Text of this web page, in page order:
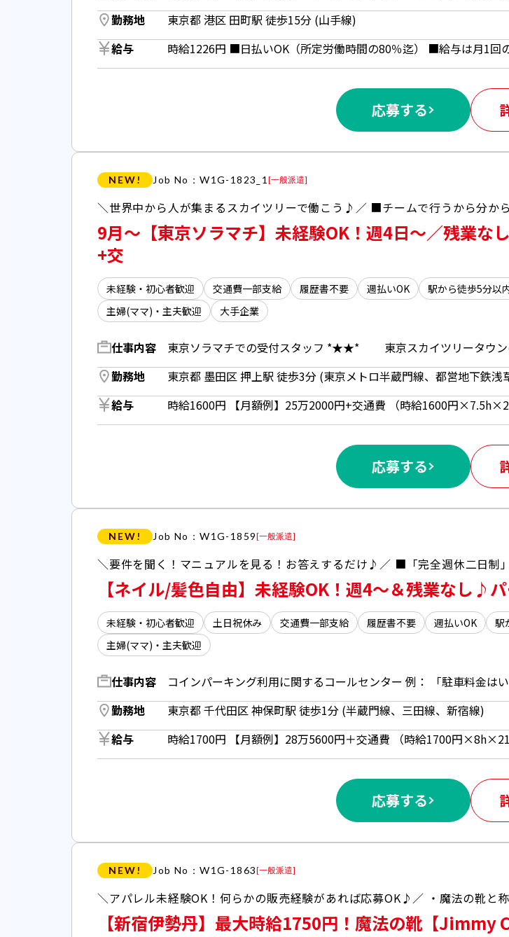
勤務地
東京都 港区 田町駅 徒歩15分 (山手線)
給与
応募する
NEW! Job No：W1G-1823_1[一般派遣]
9月～【東京ソラマチ】未経験OK！週4日～／残業
+交
未経験・初心者歓迎 交通費一部支給 履歴書不要 週払いOK 駅から徒歩5分以
主婦(ママ)・主夫歓迎
大手企業
仕事内容
勤務地
給与
応募する
NEW! Job No：W1G-1859[一般派遣]
【ネイル/髪色自由】未経験OK！週4～＆残業なし♪
未経験・初心者歓迎 土日祝休み 交通費一部支給 履歴書不要 週払いOK 駅
主婦(ママ)・主夫歓迎
仕事内容
勤務地
東京都 千代田区 神保町駅 徒歩1分 (半蔵門線、三田線、新宿線)
給与
応募する
NEW! Job No：W1G-1863[一般派遣]
【新宿伊勢丹】最大時給1750円！魔法の靴【Jimmy